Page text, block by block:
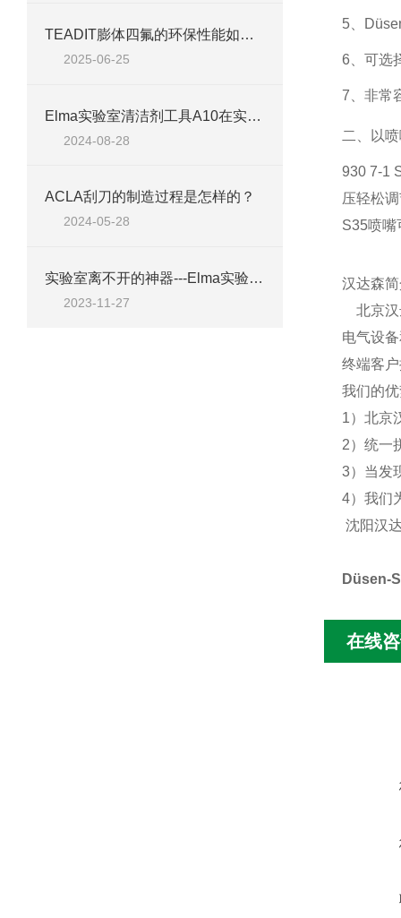
TEADIT膨体四氟的环保性能如何？
2025-06-25
Elma实验室清洁剂工具A10在实验室清洁中的应用
2024-08-28
ACLA刮刀的制造过程是怎样的？
2024-05-28
实验室离不开的神器---Elma实验室清洁剂工具A10
2023-11-27
5、 Dü
6 、可选
7 、非
二、以
930 7-1
压轻松
S35喷嘴
汉达森
北京汉
电气设
终端客
我们的
1）北京
2）统一
3）当发
4）我们
沈阳汉
Düsen-
在线